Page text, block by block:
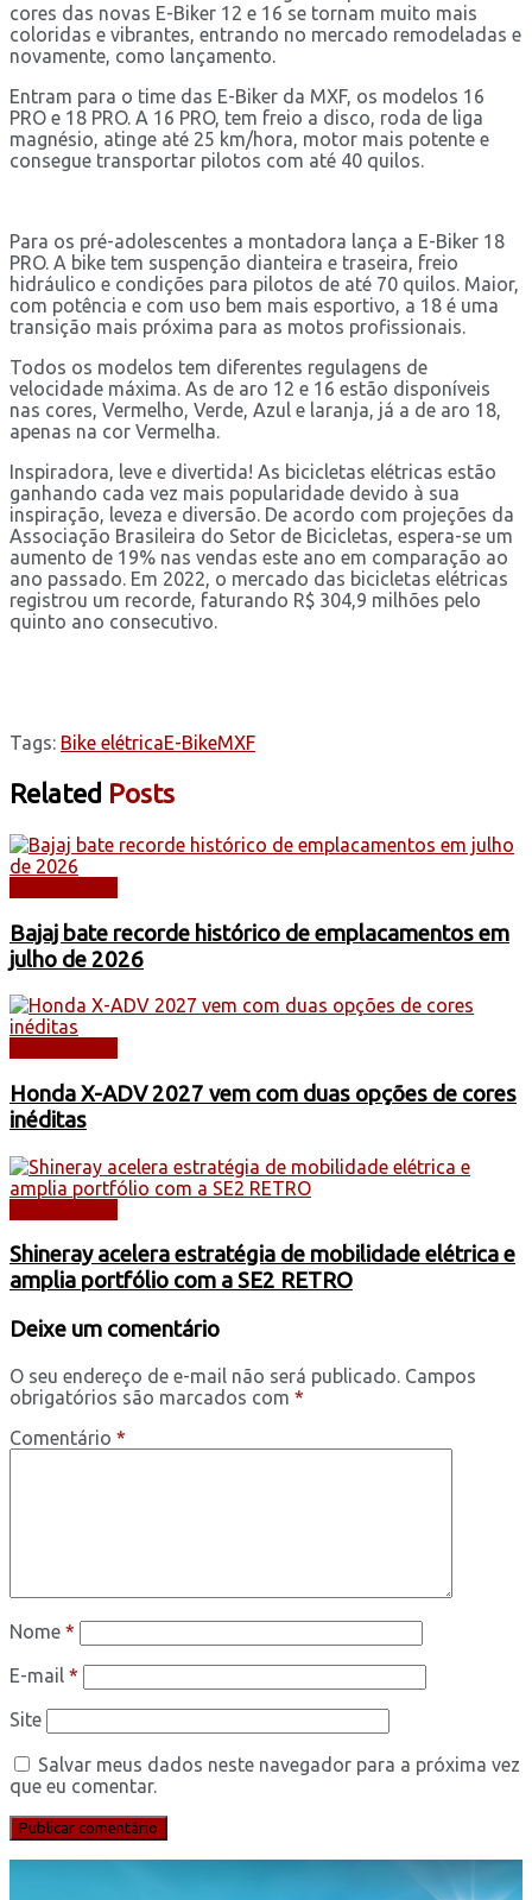
cores das novas E-Biker 12 e 16 se tornam muito mais
coloridas e vibrantes, entrando no mercado remodeladas e
novamente, como lançamento.
Entram para o time das E-Biker da MXF, os modelos 16
PRO e 18 PRO. A 16 PRO, tem freio a disco, roda de liga
magnésio, atinge até 25 km/hora, motor mais potente e
consegue transportar pilotos com até 40 quilos.
Para os pré-adolescentes a montadora lança a E-Biker 18
PRO. A bike tem suspenção dianteira e traseira, freio
hidráulico e condições para pilotos de até 70 quilos. Maior,
com potência e com uso bem mais esportivo, a 18 é uma
transição mais próxima para as motos profissionais.
Todos os modelos tem diferentes regulagens de
velocidade máxima. As de aro 12 e 16 estão disponíveis
nas cores, Vermelho, Verde, Azul e laranja, já a de aro 18,
apenas na cor Vermelha.
Inspiradora, leve e divertida! As bicicletas elétricas estão
ganhando cada vez mais popularidade devido à sua
inspiração, leveza e diversão. De acordo com projeções da
Associação Brasileira do Setor de Bicicletas, espera-se um
aumento de 19% nas vendas este ano em comparação ao
ano passado. Em 2022, o mercado das bicicletas elétricas
registrou um recorde, faturando R$ 304,9 milhões pelo
quinto ano consecutivo.
Tags: Bike elétricaE-BikeMXF
Related Posts
Bajaj bate recorde histórico de emplacamentos em
julho de 2026
Honda X-ADV 2027 vem com duas opções de cores
inéditas
Shineray acelera estratégia de mobilidade elétrica e
amplia portfólio com a SE2 RETRO
Deixe um comentário
O seu endereço de e-mail não será publicado. Campos
obrigatórios são marcados com *
Comentário *
Nome *
E-mail *
Site
Salvar meus dados neste navegador para a próxima vez
que eu comentar.